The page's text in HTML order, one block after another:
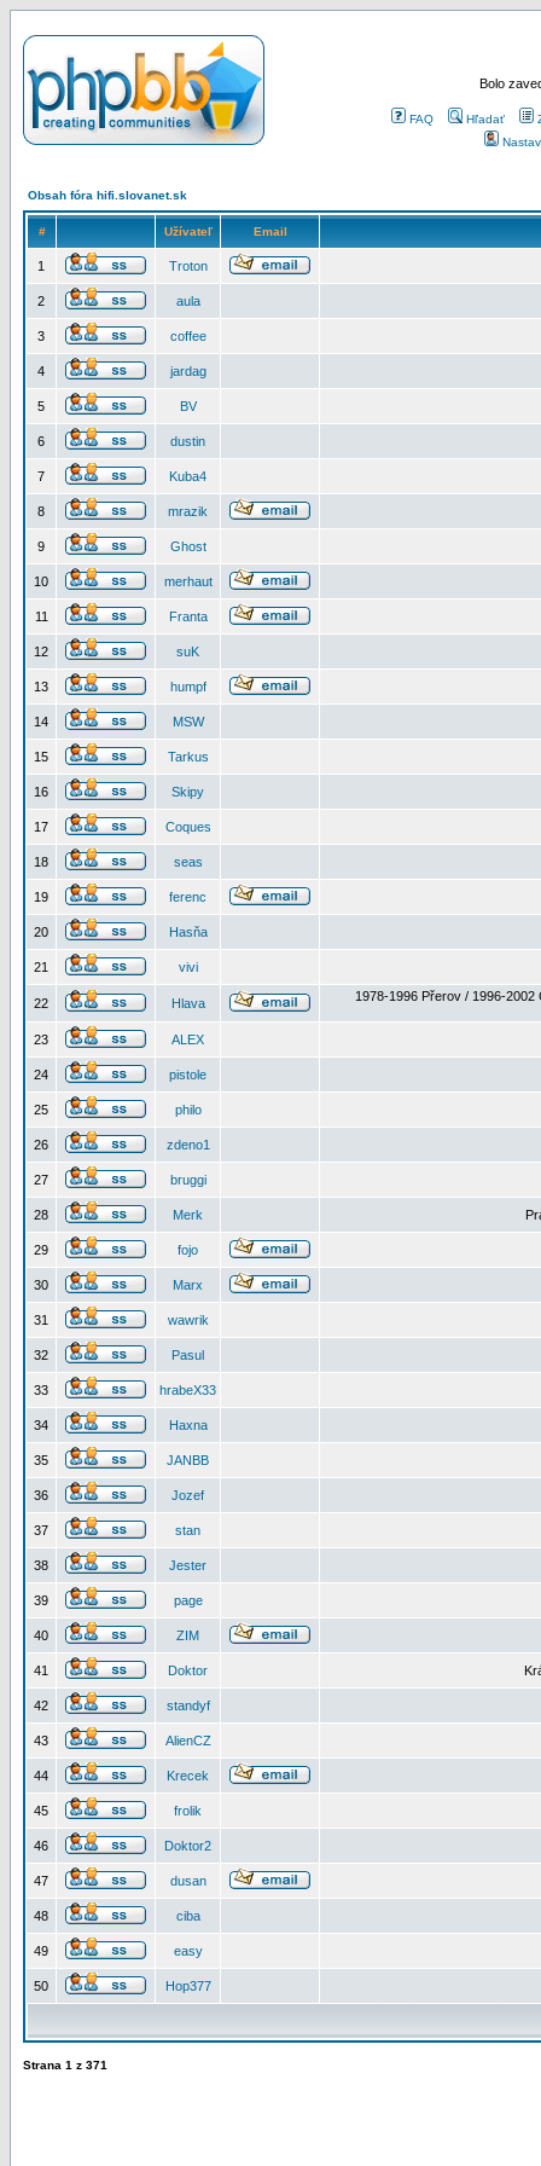
Bolo
FAQ Hľadať
Obsah fóra hifi.slovanet.sk
# Užívateľ Email
1 Troton
2 aula
3 coffee
4 jardag
5 BV
6 dustin
7 Kuba4
8 mrazik
9 Ghost
10 merhaut
11 Franta
12 suK
13 humpf
14 MSW
15 Tarkus
16 Skipy
17 Coques
18 seas
19 ferenc
20 Hasňa
21 vivi
22 Hlava 1978-1996 Přerov / 1996-2002
23 ALEX
24 pistole
25 philo
26 zdeno1
27 bruggi
28 Merk
29 fojo
30 Marx
31 wawrik
32 Pasul
33 hrabeX33
34 Haxna
35 JANBB
36 Jozef
37 stan
38 Jester
39 page
40 ZIM
41 Doktor
42 standyf
43 AlienCZ
44 Krecek
45 frolik
46 Doktor2
47 dusan
48 ciba
49 easy
50 Hop377
Strana 1 z 371